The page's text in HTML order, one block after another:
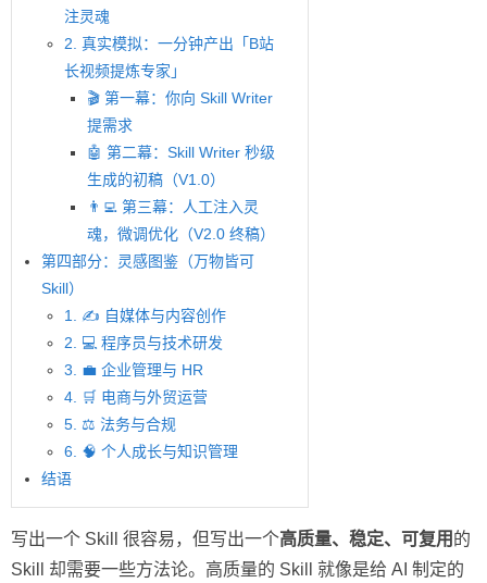
注灵魂
2. 真实模拟：一分钟产出「B站
长视频提炼专家」
🎬 第一幕：你向 Skill Writer
提需求
🤖 第二幕：Skill Writer 秒级
生成的初稿（V1.0）
👨‍💻 第三幕：人工注入灵
魂，微调优化（V2.0 终稿）
第四部分：灵感图鉴（万物皆可
Skill）
1. ✍️ 自媒体与内容创作
2. 💻 程序员与技术研发
3. 💼 企业管理与 HR
4. 🛒 电商与外贸运营
5. ⚖️ 法务与合规
6. 🧠 个人成长与知识管理
结语
写出一个 Skill 很容易，但写出一个高质量、稳定、可复用 的
Skill 却需要一些方法论。高质量的 Skill 就像是给 AI 制定的